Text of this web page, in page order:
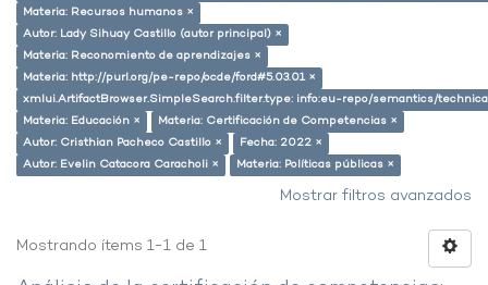
Materia: Recursos humanos ×
Autor: Lady Sihuay Castillo (autor principal) ×
Materia: Reconomiento de aprendizajes ×
Materia: http://purl.org/pe-repo/ocde/ford#5.03.01 ×
xmlui.ArtifactBrowser.SimpleSearch.filter.type: info:eu-repo/semantics/
Materia: Educación ×
Materia: Certificación de Competencias ×
Autor: Cristhian Pacheco Castillo ×
Fecha: 2022 ×
Autor: Evelin Catacora Caracholi ×
Materia: Políticas públicas ×
Mostrar filtros avanzados
Mostrando ítems 1-1 de 1